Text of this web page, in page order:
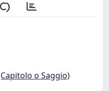
o Saggio)